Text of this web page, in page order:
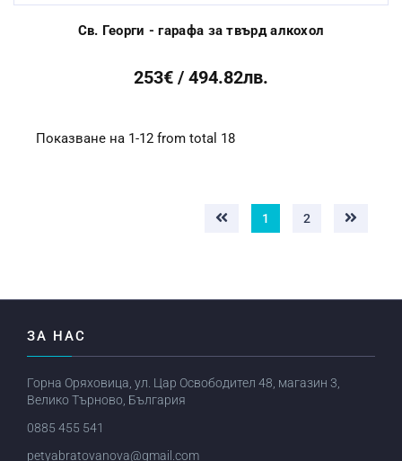
Св. Георги - гарафа за твърд алкохол
253€ / 494.82лв.
Показване на 1-12 from total 18
1 2
ЗА НАС
Горна Оряховица, ул. Цар Освободител 48, магазин 3,
Велико Търново, България
0885 455 541
petyabratovanova@gmail.com